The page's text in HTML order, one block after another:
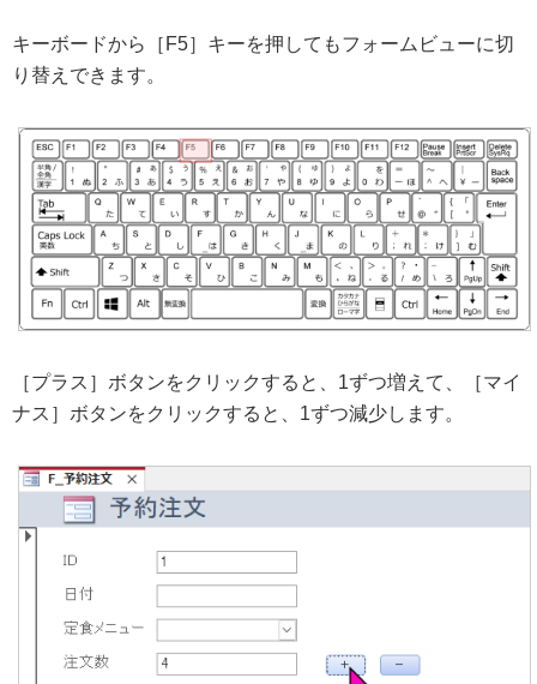
キーボードから［F5］キーを押してもフォームビューに切
り替えできます。
［プラス］ボタンをクリックすると、1ずつ増えて、［マイ
ナス］ボタンをクリックすると、1ずつ減少します。